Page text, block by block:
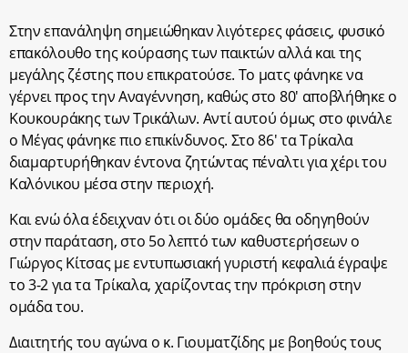
Στην επανάληψη σημειώθηκαν λιγότερες φάσεις, φυσικό
επακόλουθο της κούρασης των παικτών αλλά και της
μεγάλης ζέστης που επικρατούσε. Το ματς φάνηκε να
γέρνει προς την Αναγέννηση, καθώς στο 80′ αποβλήθηκε ο
Κουκουράκης των Τρικάλων. Αντί αυτού όμως στο φινάλε
ο Μέγας φάνηκε πιο επικίνδυνος. Στο 86′ τα Τρίκαλα
διαμαρτυρήθηκαν έντονα ζητώντας πέναλτι για χέρι του
Καλόνικου μέσα στην περιοχή.
Και ενώ όλα έδειχναν ότι οι δύο ομάδες θα οδηγηθούν
στην παράταση, στο 5ο λεπτό των καθυστερήσεων ο
Γιώργος Κίτσας με εντυπωσιακή γυριστή κεφαλιά έγραψε
το 3-2 για τα Τρίκαλα, χαρίζοντας την πρόκριση στην
ομάδα του.
Διαιτητής του αγώνα ο κ. Γιουματζίδης με βοηθούς τους